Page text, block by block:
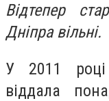
Відтепер
Дніпра вільні.
У 2011
віддала